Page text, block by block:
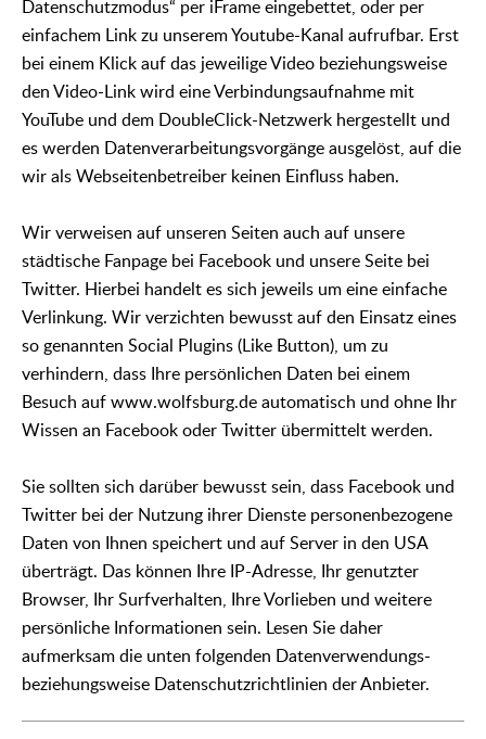
Datenschutzmodus“ per iFrame eingebettet, oder per
einfachem Link zu unserem Youtube-Kanal aufrufbar. Erst
bei einem Klick auf das jeweilige Video beziehungsweise
den Video-Link wird eine Verbindungsaufnahme mit
YouTube und dem DoubleClick-Netzwerk hergestellt und
es werden Datenverarbeitungsvorgänge ausgelöst, auf die
wir als Webseitenbetreiber keinen Einfluss haben.
Wir verweisen auf unseren Seiten auch auf unsere
städtische Fanpage bei Facebook und unsere Seite bei
Twitter. Hierbei handelt es sich jeweils um eine einfache
Verlinkung. Wir verzichten bewusst auf den Einsatz eines
so genannten Social Plugins (Like Button), um zu
verhindern, dass Ihre persönlichen Daten bei einem
Besuch auf www.wolfsburg.de automatisch und ohne Ihr
Wissen an Facebook oder Twitter übermittelt werden.
Sie sollten sich darüber bewusst sein, dass Facebook und
Twitter bei der Nutzung ihrer Dienste personenbezogene
Daten von Ihnen speichert und auf Server in den USA
überträgt. Das können Ihre IP-Adresse, Ihr genutzter
Browser, Ihr Surfverhalten, Ihre Vorlieben und weitere
persönliche Informationen sein. Lesen Sie daher
aufmerksam die unten folgenden Datenverwendungs-
beziehungsweise Datenschutzrichtlinien der Anbieter.